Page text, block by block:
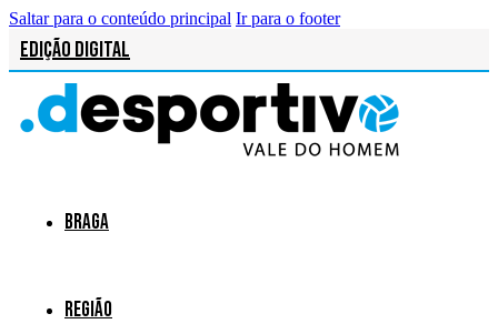
Saltar para o conteúdo principal Ir para o footer
Edição Digital
Braga
Região